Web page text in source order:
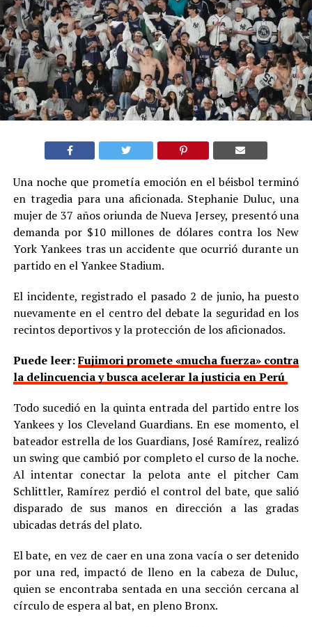
Una noche que prometía emoción en el béisbol terminó
en tragedia para una aficionada. Stephanie Duluc, una
mujer de 37 años oriunda de Nueva Jersey, presentó una
demanda por $10 millones de dólares contra los New
York Yankees tras un accidente que ocurrió durante un
partido en el Yankee Stadium.
El incidente, registrado el pasado 2 de junio, ha puesto
nuevamente en el centro del debate la seguridad en los
recintos deportivos y la protección de los aficionados.
Puede leer:Fujimori promete «mucha fuerza» contra
la delincuencia y busca acelerar la justicia en Perú
Todo sucedió en la quinta entrada del partido entre los
Yankees y los Cleveland Guardians. En ese momento, el
bateador estrella de los Guardians, José Ramírez, realizó
un swing que cambió por completo el curso de la noche.
Al intentar conectar la pelota ante el pitcher Cam
Schlittler, Ramírez perdió el control del bate, que salió
disparado de sus manos en dirección a las gradas
ubicadas detrás del plato.
El bate, en vez de caer en una zona vacía o ser detenido
por una red, impactó de lleno en la cabeza de Duluc,
quien se encontraba sentada en una sección cercana al
círculo de espera al bat, en pleno Bronx.